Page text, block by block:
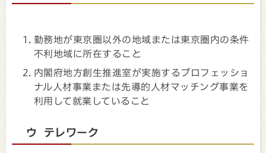
勤務地が東京圏以外の地域または東京圏内の条件
不利地域に所在すること
内閣府地方創生推進室が実施するプロフェッショ
ナル人材事業または先導的人材マッチング事業を
利用して就業していること
ウ テレワーク